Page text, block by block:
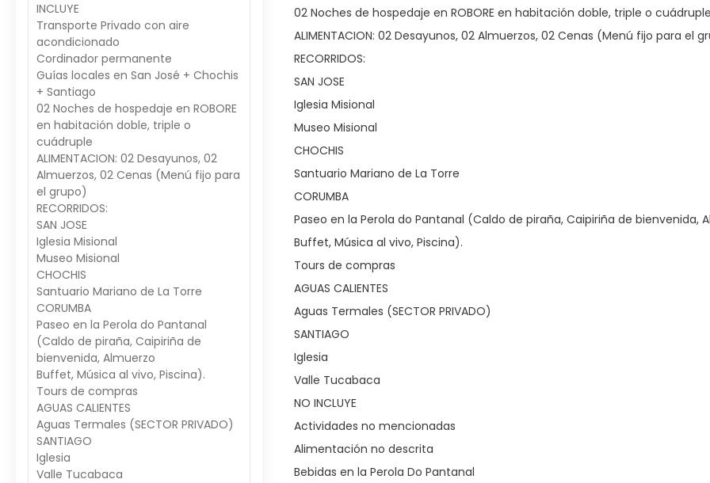
02 Noches de hospedaje en ROBORE en habitación doble, triple o cuádruple
ALIMENTACION: 02 Desayunos, 02 Almuerzos, 02 Cenas (Menú fijo para el
RECORRIDOS:
SAN JOSE
Iglesia Misional
Museo Misional
CHOCHIS
Santuario Mariano de La Torre
CORUMBA
Paseo en la Perola do Pantanal (Caldo de piraña, Caipiriña de bienvenida,
Buffet, Música al vivo, Piscina).
Tours de compras
AGUAS CALIENTES
Aguas Termales (SECTOR PRIVADO)
SANTIAGO
Iglesia
Valle Tucabaca
NO INCLUYE
Actividades no mencionadas
Alimentación no descrita
Bebidas en la Perola Do Pantanal
INCLUYE
Transporte Privado con aire
acondicionado
Cordinador permanente
Guías locales en San José + Chochis
+ Santiago
02 Noches de hospedaje en ROBORE
en habitación doble, triple o
cuádruple
ALIMENTACION: 02 Desayunos, 02
Almuerzos, 02 Cenas (Menú fijo para
el grupo)
RECORRIDOS:
SAN JOSE
Iglesia Misional
Museo Misional
CHOCHIS
Santuario Mariano de La Torre
CORUMBA
Paseo en la Perola do Pantanal
(Caldo de piraña, Caipiriña de
bienvenida, Almuerzo
Buffet, Música al vivo, Piscina).
Tours de compras
AGUAS CALIENTES
Aguas Termales (SECTOR PRIVADO)
SANTIAGO
Iglesia
Valle Tucabaca